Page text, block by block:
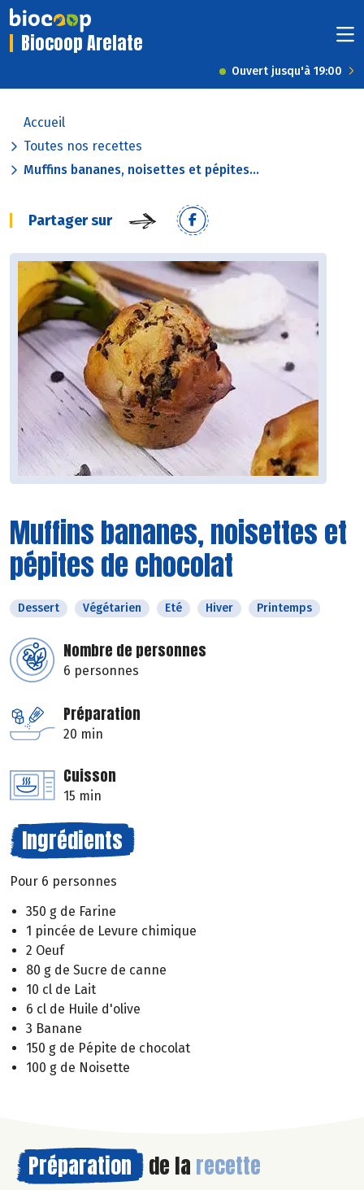
Biocoop Arelate
Ouvert jusqu'à 19:00
Accueil
Toutes nos recettes
Muffins bananes, noisettes et pépites...
Partager sur
Muffins bananes, noisettes et
pépites de chocolat
Dessert Végétarien Eté Hiver Printemps
Nombre de personnes
6 personnes
Préparation
20 min
Cuisson
15 min
Ingrédients
Pour 6 personnes
350 g de Farine
1 pincée de Levure chimique
2 Oeuf
80 g de Sucre de canne
10 cl de Lait
6 cl de Huile d'olive
3 Banane
150 g de Pépite de chocolat
100 g de Noisette
Préparation de la recette